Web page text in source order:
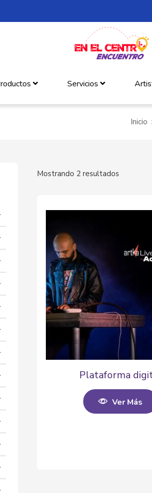
Servicios
Inicio
Mostrando 2 resultados
Plataforma
Ver Más